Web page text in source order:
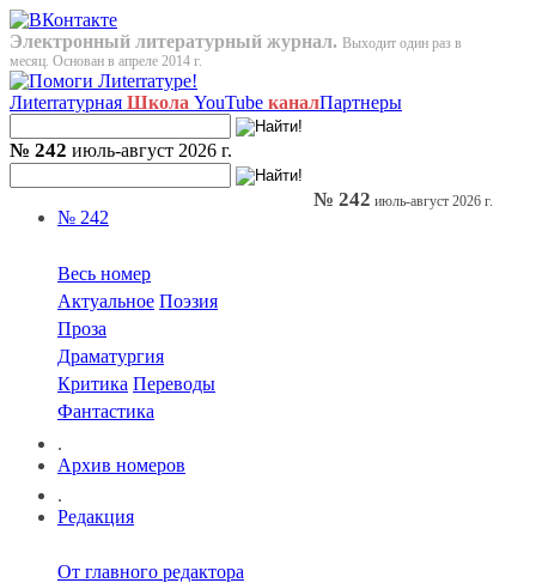
Электронный литературный журнал. Выходит один раз в
месяц. Основан в апреле 2014 г.
Лиterraтурная Школа YouTube каналПартнеры
№ 242 июль-август 2026 г.
№ 242
Весь номер
Актуальное Поэзия
Проза
Драматургия
Критика Переводы
Фантастика
.
Архив номеров
.
Редакция
От главного редактора
№ 242 июль-август 2026 г.